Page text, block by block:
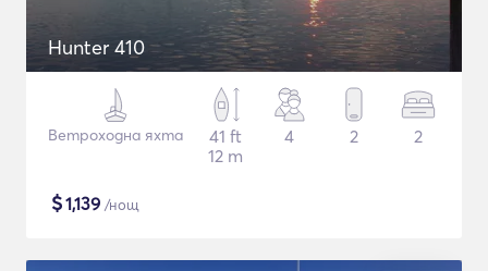
Hunter 410
Ветроходна яхта
41 ft
12 m
4 2 2
$1,139 /нощ